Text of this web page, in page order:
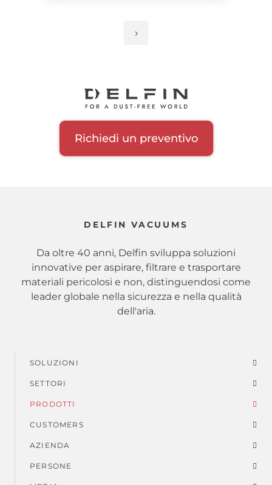
Pagina
›
Richiedi un preventivo
DELFIN VACUUMS
Da oltre 40 anni, Delfin sviluppa soluzioni
innovative per aspirare, filtrare e trasportare
materiali pericolosi e non, distinguendosi come
leader globale nella sicurezza e nella qualità
dell'aria.
Menu
di
piè
di
pagina
SOLUZIONI
SETTORI
PRODOTTI
CUSTOMERS
AZIENDA
PERSONE